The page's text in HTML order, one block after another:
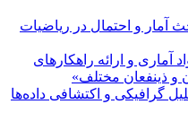
آمار و احتمال در ریاضیات
و ارائه راهکارهای
و ذینفعان مختلف»
گرافیکی و اکتشافی داده‌ها